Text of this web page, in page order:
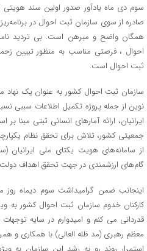
سوم دی ماه یادآور صدور اولین سند
صادره از سوی سازمان ثبت احوال در
همگان واضح و مبرهن است. بی تردید
احوال ، فرصتی مناسب به منظور تبیین
ثبت احوال است.
سازمان ثبت احوال کشور به عنوان یک نهاد
نوین از جمله پروژه تکمیل اطلاعات سببی
ایرانیان، ارائه آمارهای انسانی ثبتی مبنا
جمعیتی کشور، تلاش برای تحقق نظام
از سامانه‌های هویت یکتای ملی ایرانیان
گام‌های ارزشمندی در جهت تحقق اهداف
اینجانب ضمن گرامیداشت سوم دیماه روز
کارکنان خدوم سازمان ثبت احوال کشور به
قدردانی می کنم و امیدوارم در سایه
معظم رهبری (مد ظله العالی) با همکاری و